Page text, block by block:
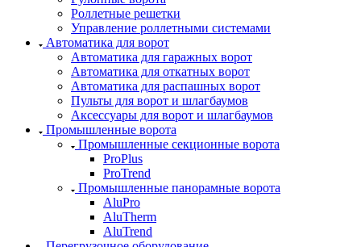
Роллетные решетки
Управление роллетными системами
Автоматика для ворот
Автоматика для гаражных ворот
Автоматика для откатных ворот
Автоматика для распашных ворот
Пульты для ворот и шлагбаумов
Аксессуары для ворот и шлагбаумов
Промышленные ворота
Промышленные секционные ворота
ProPlus
ProTrend
Промышленные панорамные ворота
AluPro
AluTherm
AluTrend